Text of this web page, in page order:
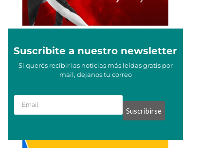
Suscribite a nuestro newsletter
Si querés recibir las noticias más leídas gratis por
mail, dejanos tu correo
Suscribirse